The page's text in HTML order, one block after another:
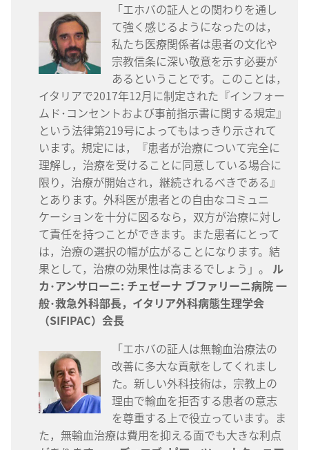
「エホバの証人との関わりを通し
て強く感じるようになったのは，
私たち医療関係者は患者の文化や
宗教信条に深い敬意を示す必要が
あるということです。このことは，
イタリアで2017年12月に制定された『インフォー
ムド･コンセントおよび事前指示書に関する規定』
という法律第219号によってもはっきり示されて
います。規定には，『患者が治療について完全に
理解し，治療を受けることに同意している場合に
限り，治療が開始され，継続されるべきである』
とあります。外科医が患者との自由なコミュニ
ケーションを十分に図るなら，双方が治療に対し
て責任を持つことができます。また患者にとって
は，治療の選択の幅が広がることになります。結
果として，治療の効果性は高まるでしょう」。 ル
カ･アンサローニ: チェゼーナ ブファリーニ病院 一
般･救急外科部長，イタリア外科病態生理学会
（SIFIPAC）会長
「エホバの証人は無輸血治療法の
改善に多大な貢献をしてくれまし
た。新しい外科技術は，宗教上の
理由で輸血を拒否する患者の意志
を尊重する上で役立っています。ま
た，無輸血治療は費用を抑える面でも大きな利点